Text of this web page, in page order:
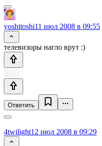
yoshitoshi11 июл 2008 в 09:55
телевизоры нагло врут :)
Ответить
4twilight12 июл 2008 в 09:29